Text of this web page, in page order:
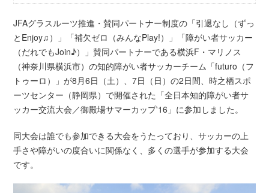
JFAグラスルーツ推進・賛同パートナー制度の「引退なし（ずっ
とEnjoy♫）」「補欠ゼロ（みんなPlay!）」「障がい者サッカー
（だれでもJoin♪）」賛同パートナーである横浜F・マリノス
（神奈川県横浜市）の知的障がい者サッカーチーム「futuro（フ
トゥーロ）」が8月6日（土）、7日（日）の2日間、時之栖スポ
ーツセンター（静岡県）で開催された「全日本知的障がい者サ
ッカー交流大会／御殿場サマーカップ'16」に参加しました。
同大会は誰でも参加できる大会をうたっており、サッカーの上
手さや障がいの度合いに関係なく、多くの選手が参加する大会
です。